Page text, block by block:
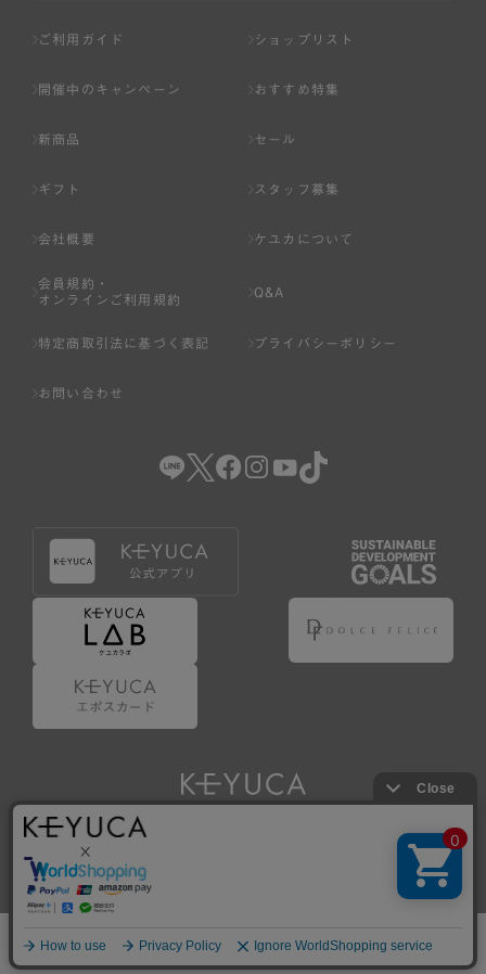
ご利用ガイド ショップリスト
開催中のキャンペーン おすすめ特集
新商品 セール
ギフト スタッフ募集
会社概要 ケユカについて
会員規約・
オンラインご利用規約
Q&A
特定商取引法に基づく表記 プライバシーポリシー
お問い合わせ
Copyright © KAWAJUN Co., Ltd. All Rights Reserved.